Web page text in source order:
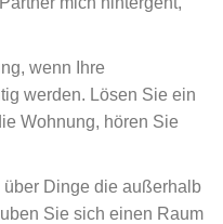
wenn Ihre
werden. Lösen Sie ein
Wohnung, hören Sie
Dinge die außerhalb
Sie sich einen Raum